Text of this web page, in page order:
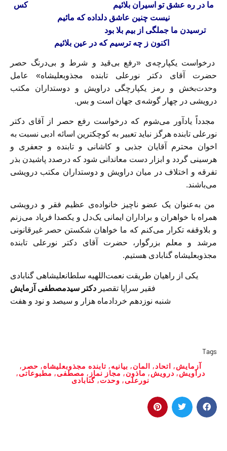
ما در ره عشق تو اسیران بلائیمکس
نیست چنین عاشق دلداده که مائیم
ترسیدن ما جملگی از بیم بلا بود
اکنون ز چه ترسیم که در عین بلائیم
درخواست یکپارچه‌ی «رفع بی‌قید و شرط و بی‌درنگ حصر
حضرت آقای دکتر نورعلی تابنده مجذوبعلیشاه» عامل
وحدت‌بخش و رمز یکپارچگی دراویش و دوستداران مکتب
درویشی در چهار گوشه‌ی جهان است و بس.
مجدداً یادآور می‌شوم که درخواست رفع حصر از آقای دکتر
نورعلی تابنده هرگز نباید تعبیر به کوچکترین اسائه ادبی نسبت به
اخوان محترم آقایان جذبی و کاشانی و تابنده و جعفری و
هرسینی گردد و ابزار دست معاندانی شود که درصدد پاشیدن بذر
تفرقه و اختلاف در میان دراویش و دوستداران مکتب درویشی
می‌باشند.
من به‌عنوان یک عضو ناچیز خانواده‌ی عظیم فقر و درویشی
همراه با خواهران و براداران ایمانی یک‌دل و یکصدا فریاد می‌زنم
و بلاوقفه تکرار می‌کنم که ما خواهان شکستن حصر غیرقانونی
مرشد و معلم بزرگوار، حضرت آقای دکتر نورعلی تابنده
مجذوبعلیشاه گنابادی هستیم.
یکی از راهیان طریقت نعمت‌اللهیه سلطانعلیشاهی گنابادی
فقیر سراپا تقصیر دکتر سیدمصطفی آزمایش
شنبه نوزدهم خردادماه هزار و سیصد و نود و هفت
Tags
آزمایش, اتحاد, المان, بیانیه, تابنده مجذوبعلیشاه, حصر ,
دراویش, درویش, ماذون, مجاز نماز , مصطفی, مطبوعاتی,
نورعلی, وحدت, گنابادی